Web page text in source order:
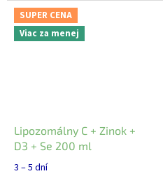
SUPER CENA
Viac za menej
Lipozomálny C + Zinok +
D3 + Se 200 ml
3 – 5 dní